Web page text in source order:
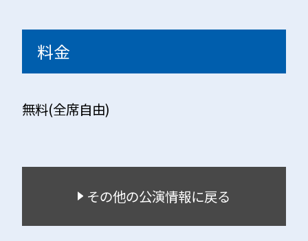
料金
無料(全席自由)
その他の公演情報に戻る